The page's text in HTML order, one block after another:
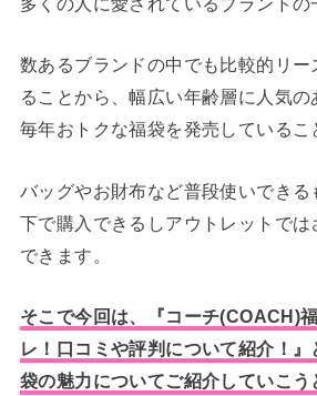
数あるブランドの中でも比較的リー
ることから、幅広い年齢層に人気の
毎年おトクな福袋を発売しているこ
バッグやお財布など普段使いできる
下で購入できるしアウトレットでは
できます。
そこで今回は、『コーチ(COACH)
レ！口コミや評判について紹介！
袋の魅力についてご紹介していこう